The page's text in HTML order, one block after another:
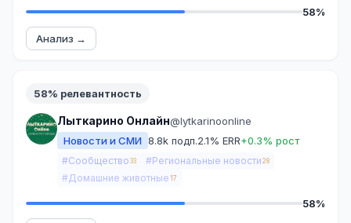
58%
Анализ →
58% релевантность
Лыткарино Онлайн@lytkarinoonline
Новости и СМИ 8.8k подп.2.1% ERR+0.3% рост
#Сообщество 33 #Региональные новости 28
#Домашние животные 17
58%